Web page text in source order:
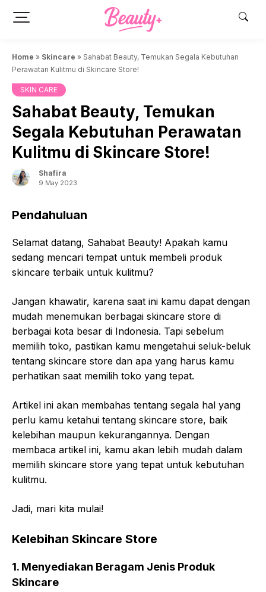
Home » Skincare » Sahabat Beauty, Temukan Segala Kebutuhan
Perawatan Kulitmu di Skincare Store!
SKIN CARE
Sahabat Beauty, Temukan
Segala Kebutuhan Perawatan
Kulitmu di Skincare Store!
Shafira
9 May 2023
Pendahuluan
Selamat datang, Sahabat Beauty! Apakah kamu
sedang mencari tempat untuk membeli produk
skincare terbaik untuk kulitmu?
Jangan khawatir, karena saat ini kamu dapat dengan
mudah menemukan berbagai skincare store di
berbagai kota besar di Indonesia. Tapi sebelum
memilih toko, pastikan kamu mengetahui seluk-beluk
tentang skincare store dan apa yang harus kamu
perhatikan saat memilih toko yang tepat.
Artikel ini akan membahas tentang segala hal yang
perlu kamu ketahui tentang skincare store, baik
kelebihan maupun kekurangannya. Dengan
membaca artikel ini, kamu akan lebih mudah dalam
memilih skincare store yang tepat untuk kebutuhan
kulitmu.
Jadi, mari kita mulai!
Kelebihan Skincare Store
1. Menyediakan Beragam Jenis Produk
Skincare